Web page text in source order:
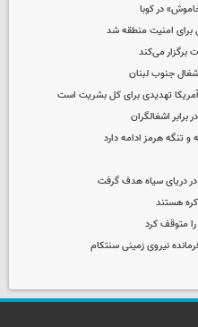
در کوبا
برای امنیت منطقه شد
برگزار می‌کند
جنوب لبنان
تهدیدی برای کل بشریت است
اشغالگران
و تنگه هرمز ادامه دارد
هستند
متوقف کرد
نیروی زمینی سنتکام